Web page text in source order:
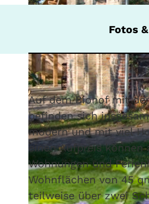
© Biolandhof Behring
Fotos
Auf dem Biohof mit
befinden sich
modern und mit viel
einen Aufpreis
Wohnungen und
Wohnflächen von 45
teilweise über zwei